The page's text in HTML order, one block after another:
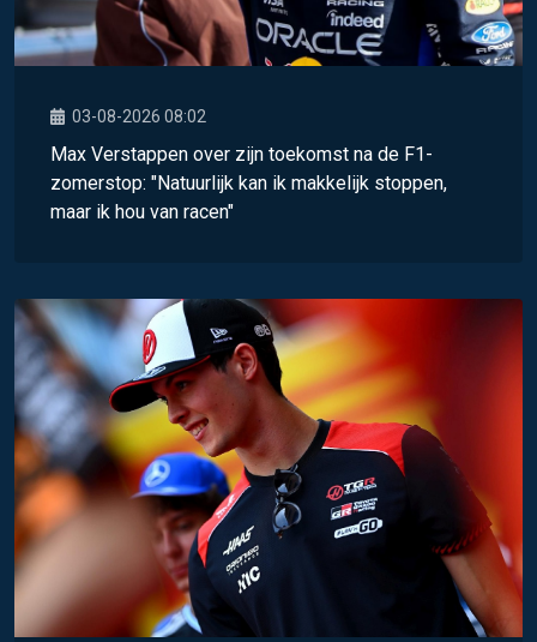
03-08-2026 08:02
Max Verstappen over zijn toekomst na de F1-
zomerstop: "Natuurlijk kan ik makkelijk stoppen,
maar ik hou van racen"